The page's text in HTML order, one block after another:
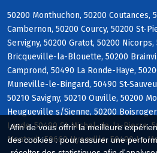
Afin de vous offrir la meilleure
des cookies : pour assurer une
50200 Monthuchon, 50200 Coutances,
Cambernon, 50200 Courcy, 50200 St-
Servigny, 50200 Gratot, 50200
Bricqueville-la-Blouette, 50200
Camprond, 50490 La Ronde-Haye,
Muneville-le-Bingard, 50490 St-
50210 Savigny, 50210 Ouville, 50200
Heugueville s/Sienne, 50200
Lande, 50490 St-Michel-de-la-Pierre,
Montcuit, 50660 Hyenville, 50490 Le